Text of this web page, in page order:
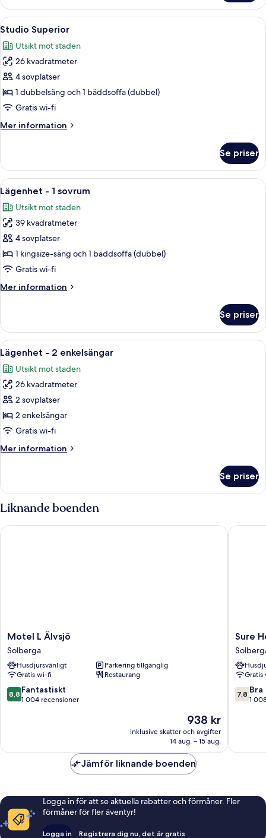
-
queensize-
Öppna
alla
foton
för
Studio
Superior
Studio Superior | Vardagsrum | Platt-
20
Studio Superior
Utsikt mot staden
26 kvadratmeter
4 sovplatser
1 dubbelsäng och 1 bäddsoffa (dubbel)
Gratis wi-fi
Mer information
Mer
Superior
Se priser
Öppna
alla
foton
för
Lägenhet
-
1
Ett hotellrum med en stor säng, en
10
Lägenhet - 1 sovrum
Utsikt mot staden
39 kvadratmeter
4 sovplatser
1 kingsize-säng och 1 bäddsoffa (dubbel)
Gratis wi-fi
Mer information
Mer
-
sovrum
Se priser
Öppna
alla
foton
för
Lägenhet
-
2
Ett modernt sovrum med en stor
10
Lägenhet - 2 enkelsängar
Utsikt mot staden
26 kvadratmeter
2 sovplatser
2 enkelsängar
Gratis wi-fi
Mer information
Mer
-
2
enkelsängar
Se priser
Liknande boenden
Motel
L
Älvsjö
Solberga
Motel L Älvsjö
Solberga
Husdjursvänligt
Parkering tillgänglig
Gratis wi-fi
Restaurang
8.8
av
8,8 Fantastiskt
1 004 recensioner
Priset
är
938 kr
938 kr
inklusive skatter och avgifter
14 aug. – 15 aug.
Motel L Älvsjö
Sure
Hotel
by
Best
Western
Alvsjo
Sure
7.8
av
7,8 Bra
1
Sure
Jämför liknande boenden
Logga in för att se aktuella rabatter och förmåner. Fler
förmåner för fler äventyr!
Logga in Registrera dig nu, det är gratis